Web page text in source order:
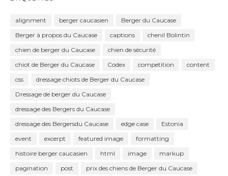
alignment berger caucasien
Berger du Caucase
Berger à propos du Caucase
captions
chenil Bolintin
chien de berger du Caucase
chien de sécurité
chiot de Berger du Caucase
Codex competition
content
css
dressage chiots de Berger du Caucase
Dressage de berger du Caucase
dressage des Bergers du Caucase
dressage des Bergersdu Caucase
edge case
Estonia
event
excerpt featured image
formatting
histoire berger caucasien
html image
markup
pagination
post
prix des chiens de Berger du Caucase